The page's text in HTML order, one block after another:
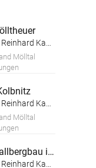
Mölltal
Mölltal
Der Edelmetallbergbau in der Teuchl